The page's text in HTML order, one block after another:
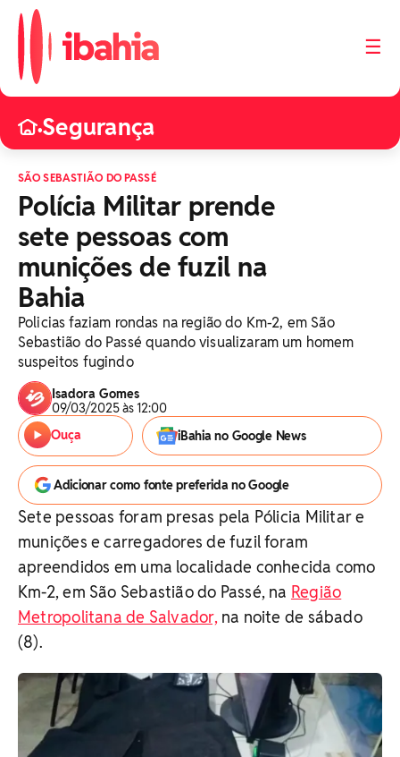
☰
•Segurança
SÃO SEBASTIÃO DO PASSÉ
Polícia Militar prende
sete pessoas com
munições de fuzil na
Bahia
Policias faziam rondas na região do Km-2, em São
Sebastião do Passé quando visualizaram um homem
suspeitos fugindo
Isadora Gomes
09/03/2025 às 12:00
Ouça
iBahia no Google News
Adicionar como fonte preferida no Google
Sete pessoas foram presas pela Pólicia Militar e
munições e carregadores de fuzil foram
apreendidos em uma localidade conhecida como
Km-2, em São Sebastião do Passé, na Região
Metropolitana de Salvador,na noite de sábado
(8).